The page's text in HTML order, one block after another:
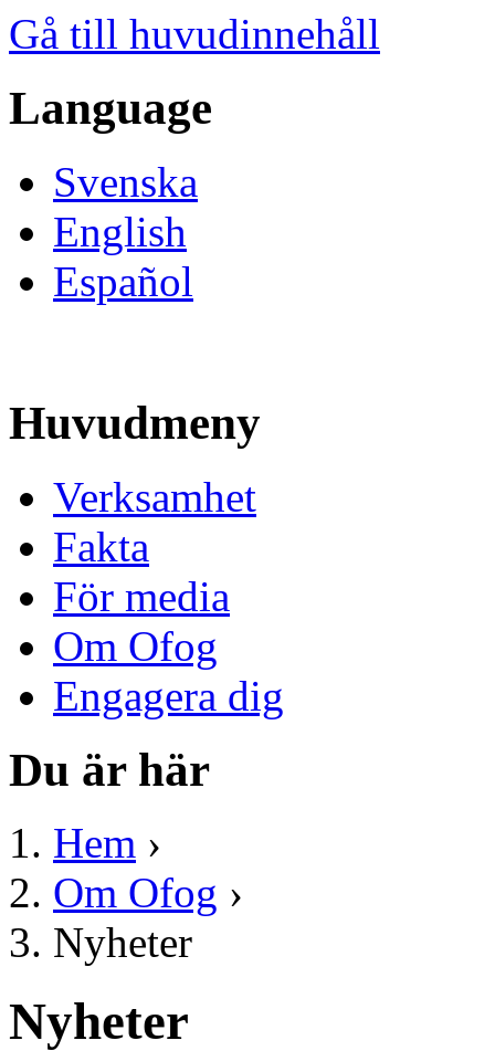
Gå till huvudinnehåll
Language
Svenska
English
Español
Huvudmeny
Verksamhet
Fakta
För media
Om Ofog
Engagera dig
Du är här
Hem ›
Om Ofog ›
Nyheter
Nyheter